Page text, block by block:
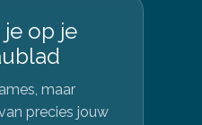
je op je
maar
precies jouw